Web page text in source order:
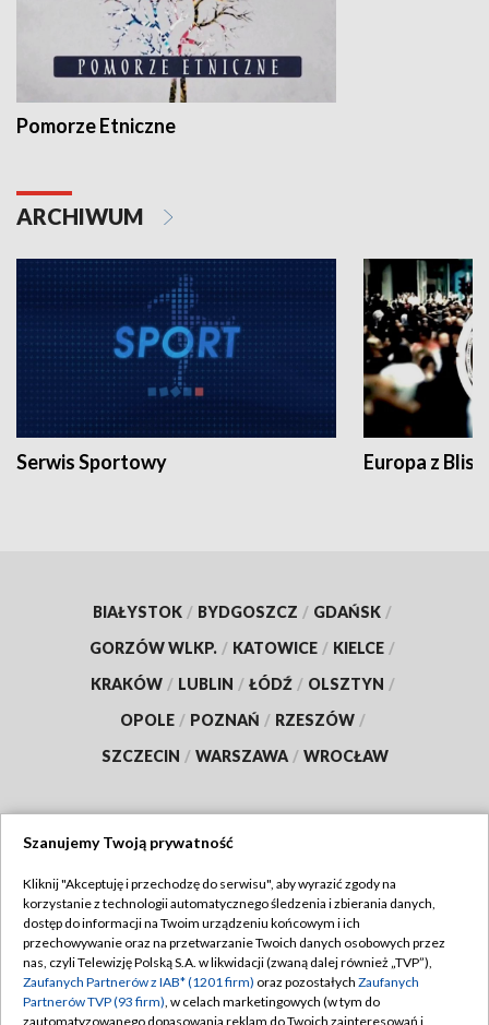
Pomorze Etniczne
ARCHIWUM
Serwis Sportowy Europa z
BIAŁYSTOK / BYDGOSZCZ / GDAŃSK /
GORZÓW WLKP. / KATOWICE / KIELCE /
KRAKÓW / LUBLIN / ŁÓDŹ / OLSZTYN /
OPOLE / POZNAŃ / RZESZÓW /
SZCZECIN / WARSZAWA / WROCŁAW
TVP
Abonament TVP
Emisja w TVP
Centrum informacji TVP
Regulamin TVP
Polityka prywatności
Moje zgody
Szanujemy Twoją prywatność
Kliknij "Akceptuję i przechodzę do serwisu", aby wyrazić zgody na
korzystanie z technologii automatycznego śledzenia i zbierania danych,
dostęp do informacji na Twoim urządzeniu końcowym i ich
przechowywanie oraz na przetwarzanie Twoich danych osobowych przez
nas, czyli Telewizję Polską S.A. w likwidacji (zwaną dalej również „TVP”),
Zaufanych Partnerów z IAB* (1201 firm) oraz pozostałych Zaufanych
Partnerów TVP (93 firm), w celach marketingowych (w tym do
zautomatyzowanego dopasowania reklam do Twoich zainteresowań i